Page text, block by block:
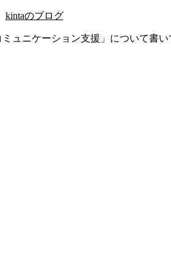
kintaのブログ
ュニケーション支援」について書